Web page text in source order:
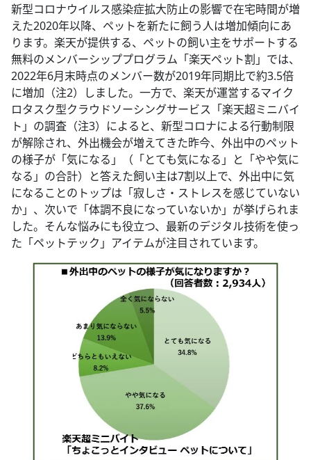
新型コロナウイルス感染症拡大防止の影響で在宅時間が増
えた2020年以降、ペットを新たに飼う人は増加傾向にあ
ります。楽天が提供する、ペットの飼い主をサポートする
無料のメンバーシッププログラム「楽天ペット割」では、
2022年6月末時点のメンバー数が2019年同期比で約3.5倍
に増加（注2）しました。一方で、楽天が運営するマイク
ロタスク型クラウドソーシングサービス「楽天超ミニバイ
ト」の調査（注3）によると、新型コロナによる行動制限
が解除され、外出機会が増えてきた昨今、外出中のペット
の様子が「気になる」（「とても気になる」と「やや気に
なる」の合計）と答えた飼い主は7割以上で、外出中に気
になることのトップは「寂しさ・ストレスを感じていない
か」、次いで「体調不良になっていないか」が挙げられま
した。そんな悩みにも役立つ、最新のデジタル技術を使っ
た「ペットテック」アイテムが注目されています。